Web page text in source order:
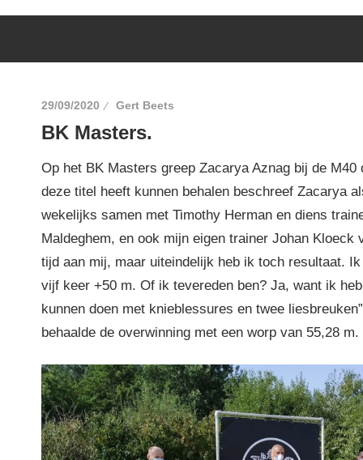
29/09/2020 Gert Beets
BK Masters.
Op het BK Masters greep Zacarya Aznag bij de M40
deze titel heeft kunnen behalen beschreef Zacarya
wekelijks samen met Timothy Herman en diens
Maldeghem, en ook mijn eigen trainer Johan Kloeck
tijd aan mij, maar uiteindelijk heb ik toch resultaat. Ik
vijf keer +50 m. Of ik tevereden ben? Ja, want ik
kunnen doen met knieblessures en twee
behaalde de overwinning met een worp van 55,28